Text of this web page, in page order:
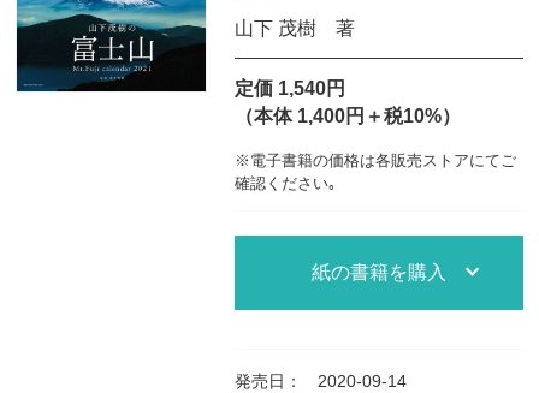
山下 茂樹 著
定価 1,540円
（本体 1,400円＋税10%）
※電子書籍の価格は各販売ストアにてご
確認ください｡
紙の書籍を購入
発売日 ：
2020-09-14